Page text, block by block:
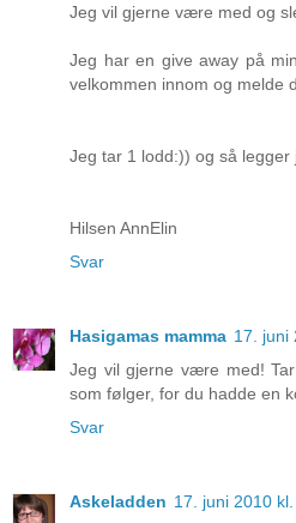
Jeg vil gjerne være med og
Jeg har en give away på
velkommen innom og melde
Jeg tar 1 lodd:)) og så
Hilsen AnnElin
Svar
Hasigamas mamma 17. juni
Jeg vil gjerne være med!
som følger, for du hadde en
Svar
Askeladden 17. juni 2010